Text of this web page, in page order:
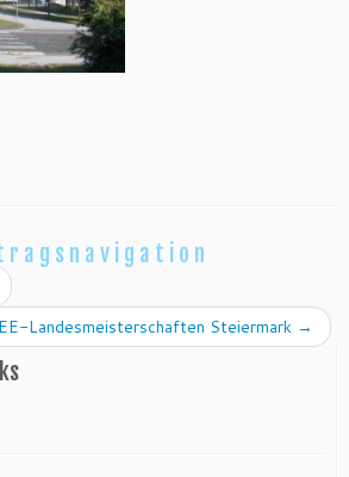
EE-Landesmeisterschaften Steiermark →